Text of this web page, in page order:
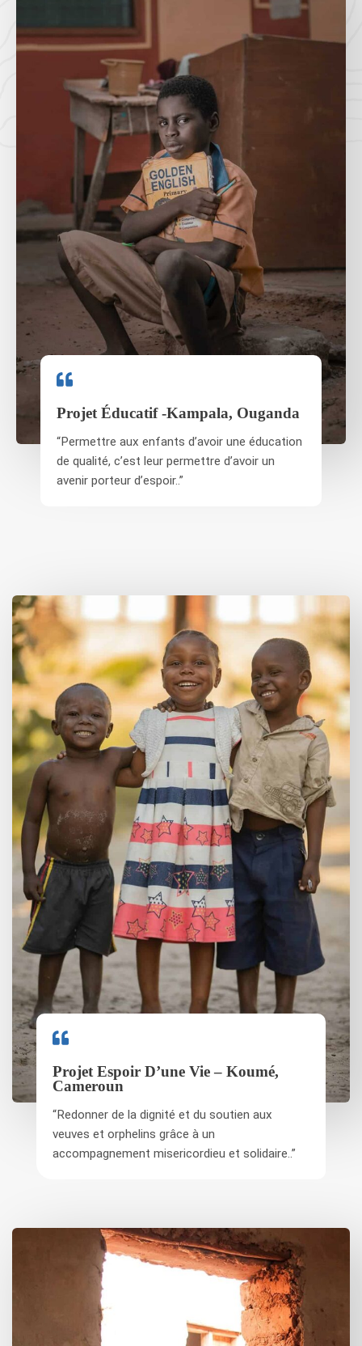
Projet Éducatif -Kampala, Ouganda
“Permettre aux enfants d’avoir une éducation
de qualité, c’est leur permettre d’avoir un
avenir porteur d’espoir..”​
Projet Espoir D’une Vie – Koumé,
Cameroun
“Redonner de la dignité et du soutien aux
veuves et orphelins grâce à un
accompagnement misericordieu et solidaire..”​